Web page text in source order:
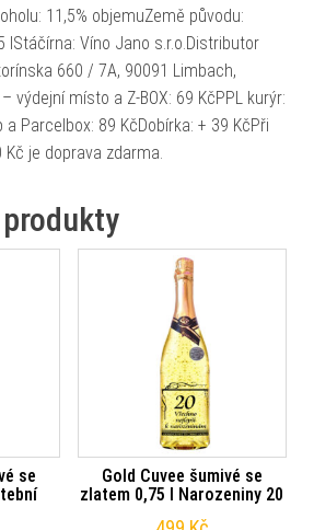
11,5% objemuZemě původu:
lStáčírna: Víno Jano s.r.o.Distributor
660 / 7A, 90091 Limbach,
výdejní místo a Z-BOX: 69 KčPPL kurýr:
a Parcelbox: 89 KčDobírka: + 39 KčPři
je doprava zdarma.
se
Gold Cuvee šumivé se
zlatem 0,75 l Narozeniny 20